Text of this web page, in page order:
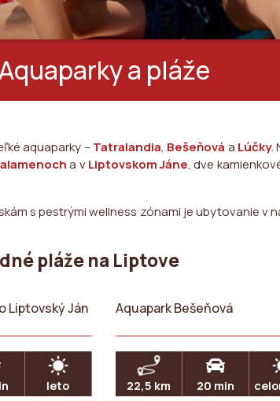
a pláže
aquaparky –Tatralandia, Bešeňová a Lúčky.
a vLiptovskom Jáne, dve
s pestrými wellness zónami je ubytovanie
pláže na Liptove
Liptovský Ján
leto
Aquapark Bešeňová
22,5 km 20 min